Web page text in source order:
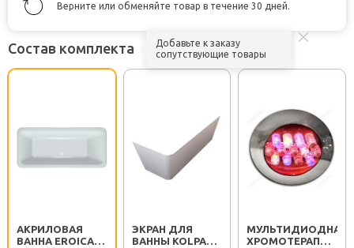
Верните или обменяйте товар в течение 30 дней.
Состав комплекта
Добавьте к заказу
сопутствующие товары
АКРИЛОВАЯ
ВАННА EROICA
ЭКРАН ДЛЯ
ВАННЫ KOLPA
МУЛЬТИДИОДНАЯ
ХРОМОТЕРАПИЯ